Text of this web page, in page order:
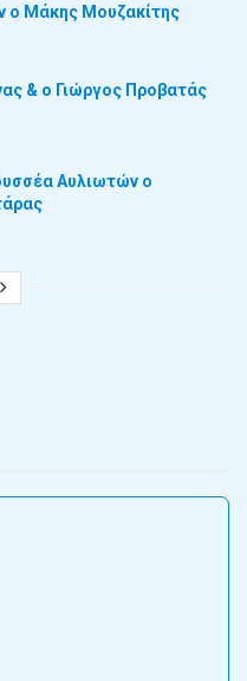
ο Μάκης Μουζακίτης
& ο Γιώργος Προβατάς
Αυλιωτών ο